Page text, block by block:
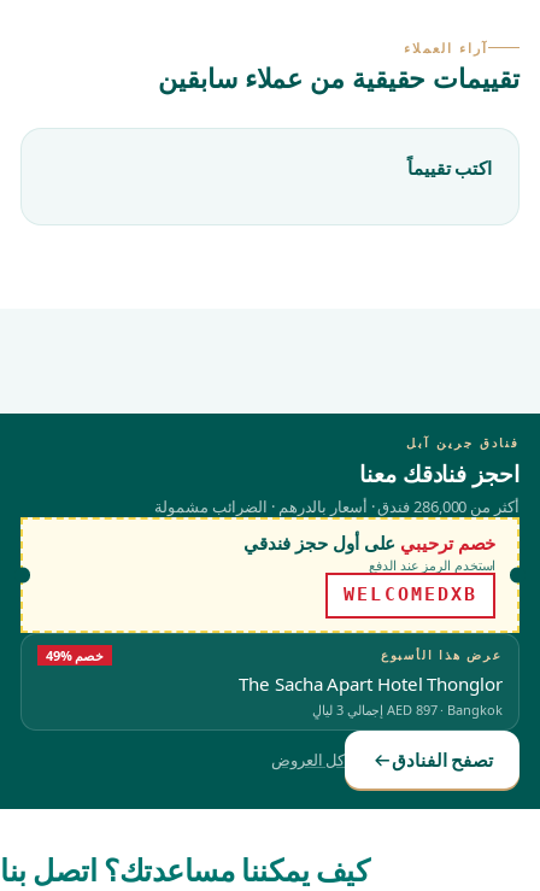
آراء العملاء
تقييمات حقيقية من عملاء سابقين
اكتب تقييماً
فنادق جرين آبل
احجز فنادقك معنا
أكثر من 286,000 فندق · أسعار بالدرهم · الضرائب مشمولة
خصم ترحيبي على أول حجز فندقي
استخدم الرمز عند الدفع
WELCOMEDXB
عرض هذا الأسبوع 49% خصم
The Sacha Apart Hotel Thonglor
Bangkok
·
AED 897إجمالي 3 ليالٍ
تصفح الفنادق كل العروض
كيف يمكننا مساعدتك؟ اتصل بنا